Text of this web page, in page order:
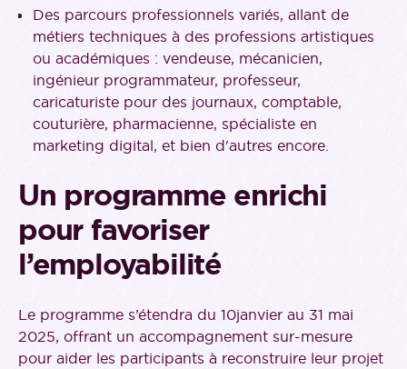
Des parcours professionnels variés, allant de
métiers techniques à des professions artistiques
ou académiques : vendeuse, mécanicien,
ingénieur programmateur, professeur,
caricaturiste pour des journaux, comptable,
couturière, pharmacienne, spécialiste en
marketing digital, et bien d'autres encore.
Un programme enrichi
pour favoriser
l’employabilité
Le programme s’étendra du 10janvier au 31 mai
2025, offrant un accompagnement sur-mesure
pour aider les participants à reconstruire leur projet